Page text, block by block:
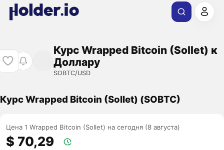
Курс Wrapped Bitcoin (Sollet) к
Доллару
SOBTC/USD
Курс Wrapped Bitcoin (Sollet) (SOBTC)
Цена 1 Wrapped Bitcoin (Sollet) на сегодня (8 августа)
$ 70,29